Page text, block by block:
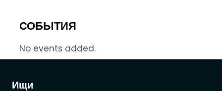
Ищи
СОБЫТИЯ
No events added.